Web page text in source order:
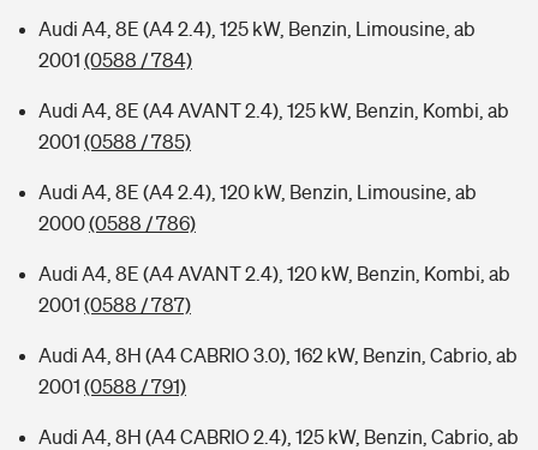
Audi A4, 8E (A4 2.4), 125 kW, Benzin, Limousine, ab
2001 (0588 / 784)
Audi A4, 8E (A4 AVANT 2.4), 125 kW, Benzin, Kombi, ab
2001 (0588 / 785)
Audi A4, 8E (A4 2.4), 120 kW, Benzin, Limousine, ab
2000(0588 / 786)
Audi A4, 8E (A4 AVANT 2.4), 120 kW, Benzin, Kombi, ab
2001 (0588 / 787)
Audi A4, 8H (A4 CABRIO 3.0), 162 kW, Benzin, Cabrio, ab
2001 (0588 / 791)
Audi A4, 8H (A4 CABRIO 2.4), 125 kW, Benzin, Cabrio, ab